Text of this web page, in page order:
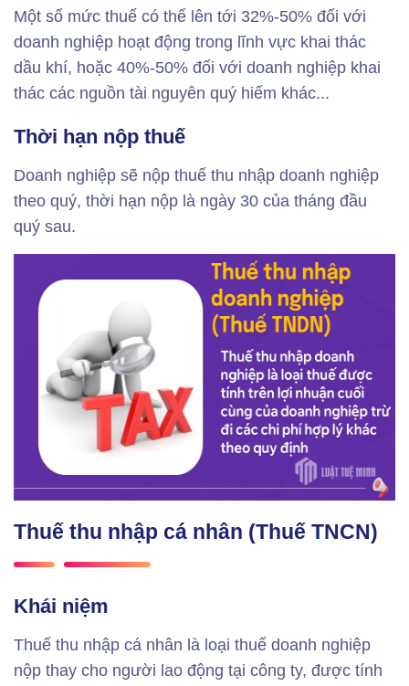
Một số mức thuế có thể lên tới 32%-50% đối với
doanh nghiệp hoạt động trong lĩnh vực khai thác
dầu khí, hoặc 40%-50% đối với doanh nghiệp khai
thác các nguồn tài nguyên quý hiếm khác...
Thời hạn nộp thuế
Doanh nghiệp sẽ nộp thuế thu nhập doanh nghiệp
theo quý, thời hạn nộp là ngày 30 của tháng đầu
quý sau.
Thuế thu nhập cá nhân (Thuế TNCN)
Khái niệm
Thuế thu nhập cá nhân là loại thuế doanh nghiệp
nộp thay cho người lao động tại công ty, được tính